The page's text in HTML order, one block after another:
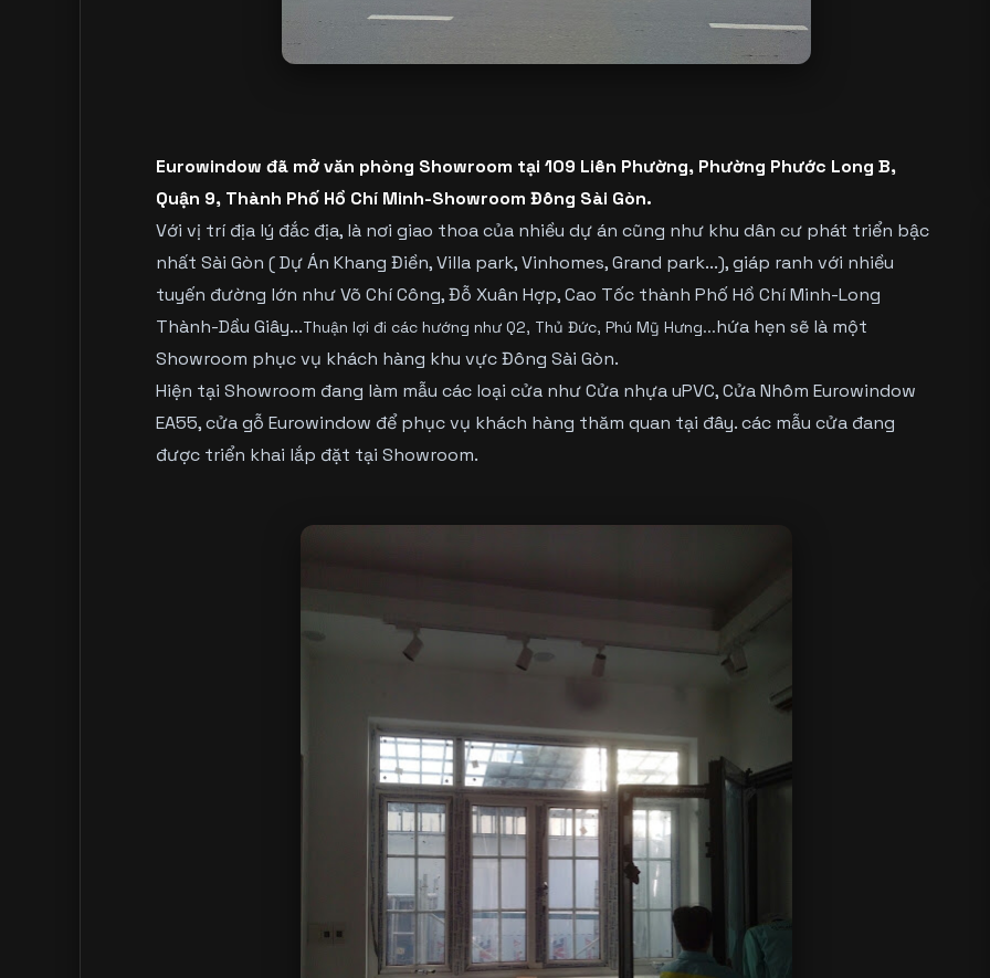
Eurowindow đã mở văn phòng Showroom tại 109 Liên Phường, Phường Phước Long B,
Quận 9, Thành Phố Hồ Chí Minh-Showroom Đông Sài Gòn.
Với vị trí địa lý đắc địa, là nơi giao thoa của nhiều dự án cũng như khu dân cư phát triển bậc
nhất Sài Gòn ( Dự Án Khang Điền, Villa park, Vinhomes, Grand park...), giáp ranh với nhiều
tuyến đường lớn như Võ Chí Công, Đỗ Xuân Hợp, Cao Tốc thành Phố Hồ Chí Minh-Long
Thành-Dầu Giây...Thuận lợi đi các hướng như Q2, Thủ Đức, Phú Mỹ Hưng...hứa hẹn sẽ là một
Showroom phục vụ khách hàng khu vực Đông Sài Gòn.
Hiện tại Showroom đang làm mẫu các loại cửa nhưCửa nhựa uPVC, CửaNhôm Eurowindow
EA55, cửagỗ Eurowindow để phục vụ khách hàng thăm quan tại đây. các mẫu cửa đang
được triển khai lắp đặt tại Showroom.